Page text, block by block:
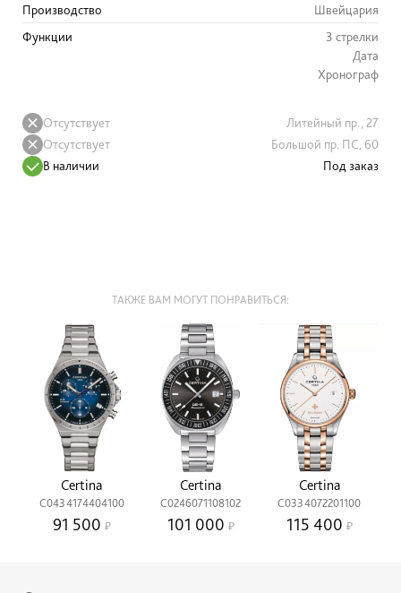
Производство
Швейцария
Функции
3 стрелки
Дата
Хронограф
Отсутствует
Литейный пр., 27
Отсутствует
Большой пр. ПС, 60
В наличии
Под заказ
ТАКЖЕ ВАМ МОГУТ ПОНРАВИТЬСЯ:
Certina
C0434174404100
91 500
Certina
C0246071108102
101 000
Certina
C0334072201100
115 400